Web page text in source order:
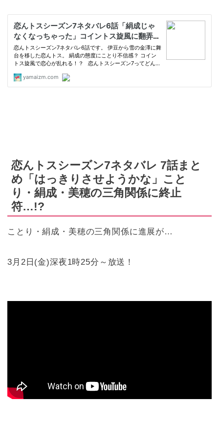
恋んトスシーズン7ネタバレ 7話まと
め「はっきりさせようかな」こと
り・絹成・美穂の三角関係に終止
符…!?
ことり・絹成・美穂の三角関係に進展が…
3月2日(金)深夜1時25分～放送！